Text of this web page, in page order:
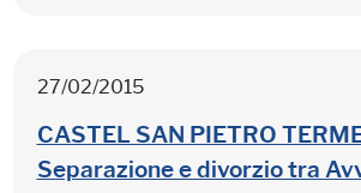
27/02/2015
CASTEL SAN PIETRO
Separazione e divorzio tra